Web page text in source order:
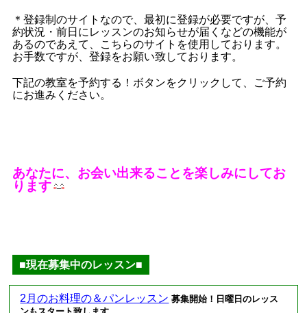
＊登録制のサイトなので、最初に登録が必要ですが、予
約状況・前日にレッスンのお知らせが届くなどの機能が
あるのであえて、こちらのサイトを使用しております。
お手数ですが、登録をお願い致しております。
下記の教室を予約する！ボタンをクリックして、ご予約
にお進みください。
あなたに、お会い出来ることを楽しみにしてお
ります
■現在募集中のレッスン■
2月のお料理の＆パンレッスン 募集開始！日曜日のレッス